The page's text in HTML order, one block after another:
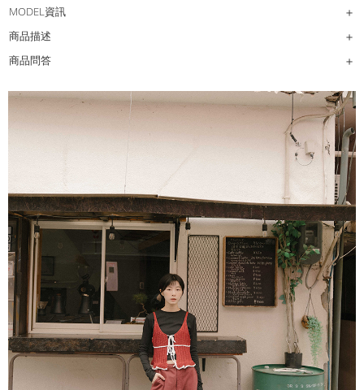
MODEL資訊
商品描述
商品問答